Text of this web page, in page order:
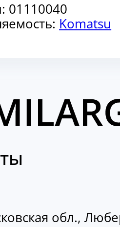
01110040
Komatsu
обл.,